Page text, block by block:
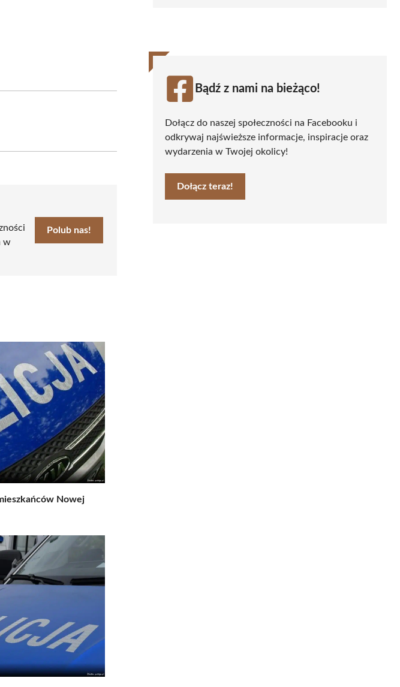
w
Polub nas!
Nowej
Bądź z nami na bieżąco!
Dołącz do naszej społeczności na Facebooku i
odkrywaj najświeższe informacje, inspiracje oraz
wydarzenia w Twojej okolicy!
Dołącz teraz!